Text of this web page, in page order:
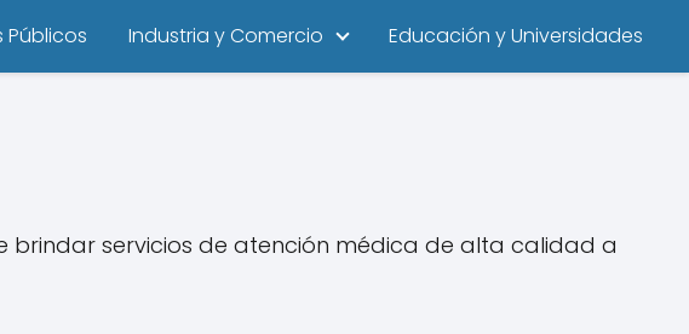
Públicos Industria y Comercio Educación y Universidades
brindar servicios de atención médica de alta calidad a